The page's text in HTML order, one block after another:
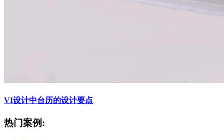
VI设计中台历的设计要点
热门案例: